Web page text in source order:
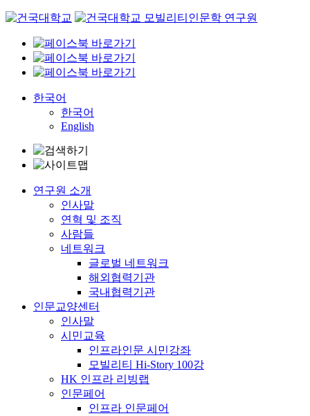
Skip
content
한국어
한국어
English
연구원 소개
인사말
연혁 및 조직
사람들
네트워크
글로벌 네트워크
해외협력기관
국내협력기관
인문교양센터
인사말
시민교육
인프라인문 시민강좌
모빌리티 Hi-Story 100강
HK 인프라 리빙랩
인문페어
인프라 인문페어